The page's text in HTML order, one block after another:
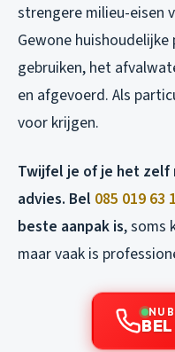
strengere milieu-eisen
Gewone
gebruiken, het
en afgevoerd. Als
voor krijgen.
Twijfel je of je het zelf
advies. Bel 085 019 63
beste aanpak is, soms
maar vaak is
NU